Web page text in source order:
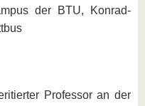
der BTU, Konrad-
Professor an der